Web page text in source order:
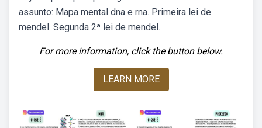
assunto: Mapa mental dna e rna. Primeira lei de
mendel. Segunda 2ª lei de mendel.
For more information, click the button below.
LEARN MORE